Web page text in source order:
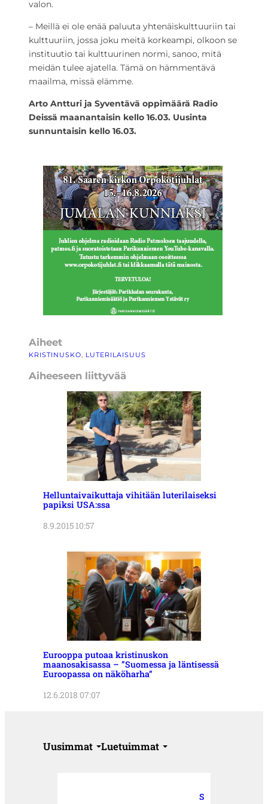
valon.
– Meillä ei ole enää paluuta yhtenäiskulttuuriin tai
kulttuuriin, jossa joku meitä korkeampi, olkoon se
instituutio tai kulttuurinen normi, sanoo, mitä
meidän tulee ajatella. Tämä on hämmentävä
maailma, missä elämme.
Arto Antturi ja Syventävä oppimäärä Radio
Deissä maanantaisin kello 16.03. Uusinta
sunnuntaisin kello 16.03.
Aiheet
KRISTINUSKO, LUTERILAISUUS
Aiheeseen liittyvää
Helluntaivaikuttaja vihitään luterilaiseksi
papiksi USA:ssa
8.9.2015 10:57
Eurooppa putoaa kristinuskon
maanosakisassa – ”Suomessa ja läntisessä
Euroopassa on näköharha”
12.6.2018 07:07
Uusimmat Luetuimmat
S